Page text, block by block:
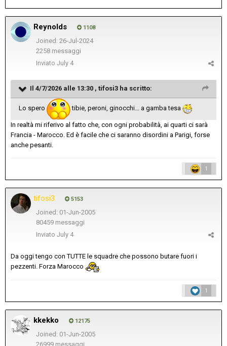
Reynolds 1108
Joined: 26-Jul-2024
2258 messaggi
Inviato July 4
Il 4/7/2026 alle 13:30 , tifosi3 ha scritto:
Lo spero tibie, peroni, ginocchi... a gamba tesa
In realtà mi riferivo al fatto che, con ogni probabilità, ai quarti ci sarà
Francia - Marocco. Ed è facile che ci saranno disordini a Parigi, forse
anche pesanti.
1
tifosi3 5153
Joined: 01-Jun-2005
80459 messaggi
Inviato July 4
Da oggi tengo con TUTTE le squadre che possono butare fuori i
pezzenti. Forza Marocco
1
kkekko 12175
Joined: 01-Jun-2005
26999 messaggi